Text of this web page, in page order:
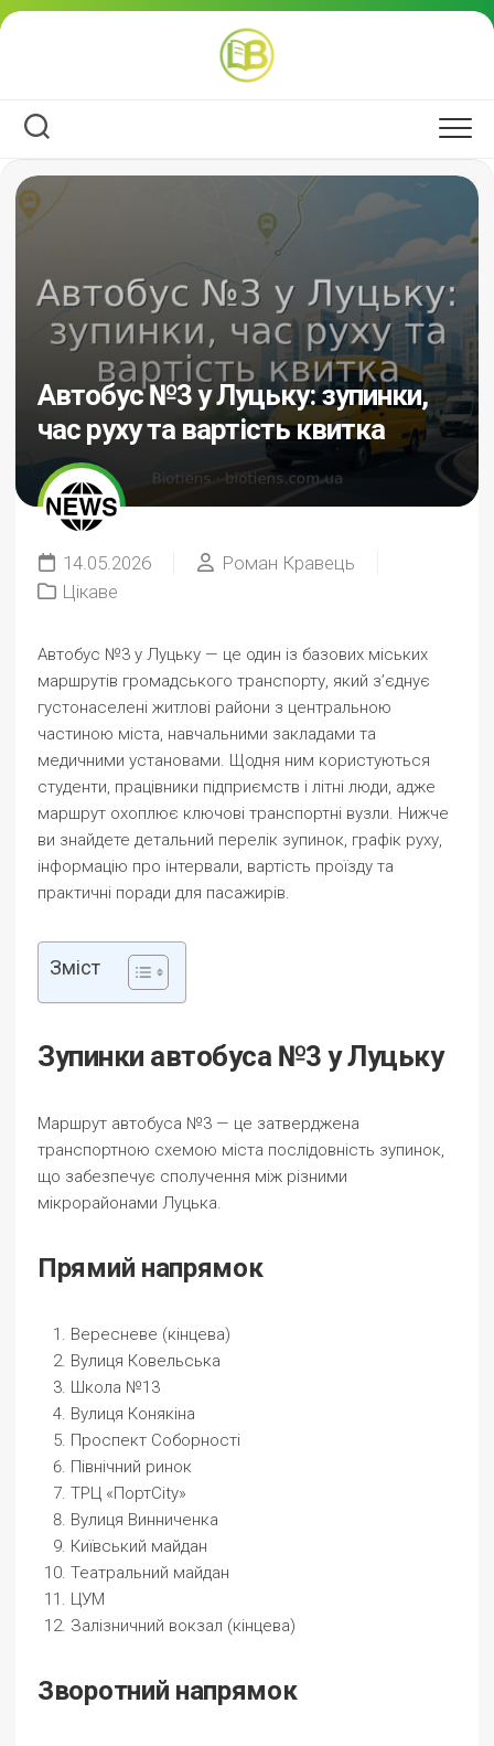
Перейти
Автобус №3 у Луцьку: зупинки,
час руху та вартість квитка
14.05.2026
Роман Кравець
Цікаве
Автобус №3 у Луцьку — це один із базових міських
маршрутів громадського транспорту, який з’єднує
густонаселені житлові райони з центральною
частиною міста, навчальними закладами та
медичними установами. Щодня ним користуються
студенти, працівники підприємств і літні люди, адже
маршрут охоплює ключові транспортні вузли. Нижче
ви знайдете детальний перелік зупинок, графік руху,
інформацію про інтервали, вартість проїзду та
практичні поради для пасажирів.
Зміст
Зупинки автобуса №3 у Луцьку
Маршрут автобуса №3 — це затверджена
транспортною схемою міста послідовність зупинок,
що забезпечує сполучення між різними
мікрорайонами Луцька.
Прямий напрямок
Вересневе (кінцева)
Вулиця Ковельська
Школа №13
Вулиця Конякіна
Проспект Соборності
Північний ринок
ТРЦ «ПортCity»
Вулиця Винниченка
Київський майдан
Театральний майдан
ЦУМ
Залізничний вокзал (кінцева)
Зворотний напрямок